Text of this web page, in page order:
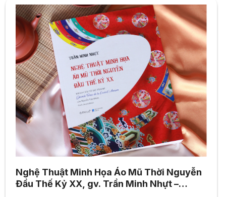
Nghệ Thuật Minh Họa Áo Mũ Thời Nguyễn
Đầu Thế Kỷ XX, gv. Trần Minh Nhựt –